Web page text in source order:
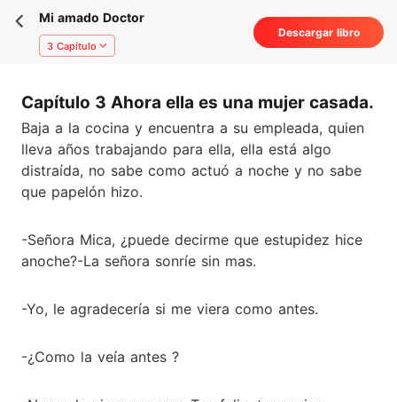
Mi amado Doctor
3 Capítulo
Descargar libro
Capítulo 3 Ahora ella es una mujer casada.
Baja a la cocina y encuentra a su empleada, quien
lleva años trabajando para ella, ella está algo
distraída, no sabe como actuó a noche y no sabe
que papelón hizo.
-Señora Mica, ¿puede decirme que estupidez hice
anoche?-La señora sonríe sin mas.
-Yo, le agradecería si me viera como antes.
-¿Como la veía antes ?